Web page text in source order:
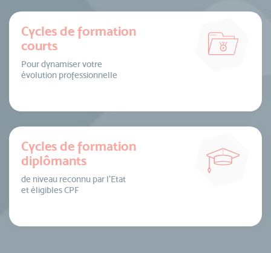
Cycles de formation
courts
Pour dynamiser votre
évolution professionnelle
Cycles de formation
diplômants
de niveau reconnu par l’Etat
et éligibles CPF